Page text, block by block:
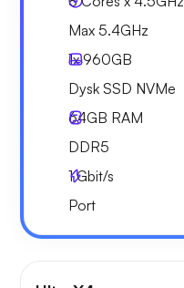
Max 5.4GHz
1x960GB
Dysk SSD NVMe
64GB RAM
DDR5
1Gbit/s
Port